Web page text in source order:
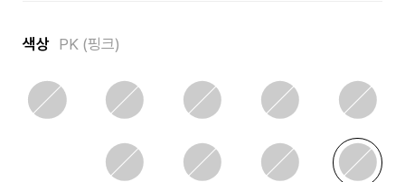
색상 PK (핑크)